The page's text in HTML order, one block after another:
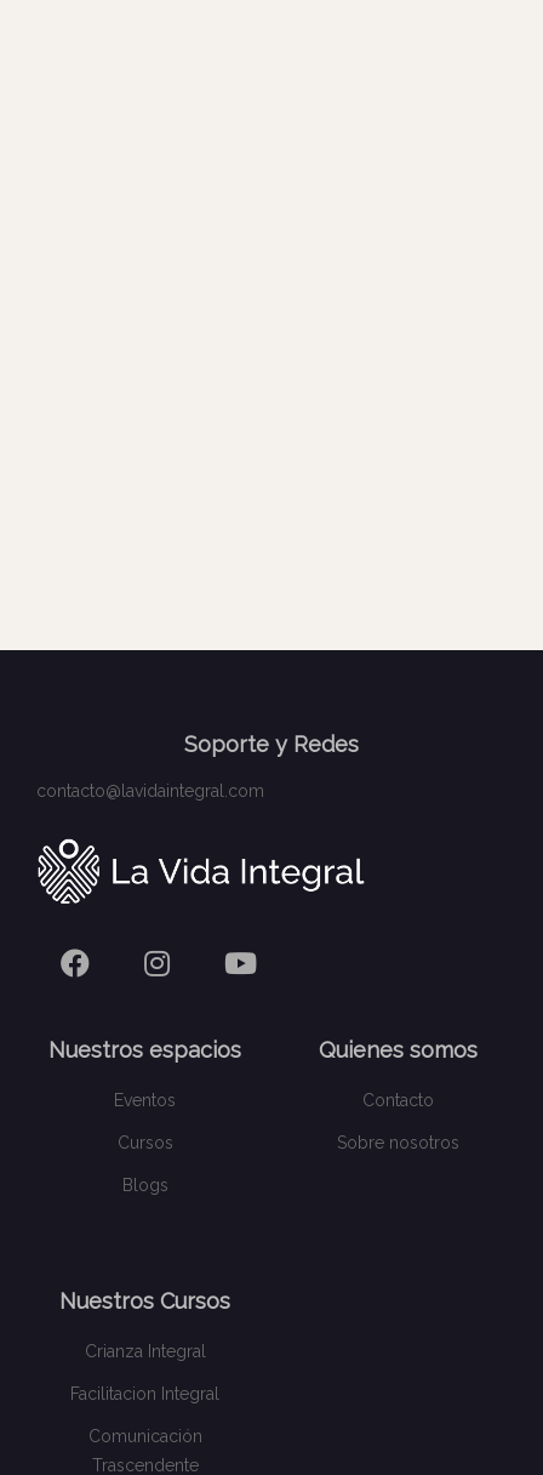
Soporte y Redes
contacto@lavidaintegral.com
Nuestros espacios
Eventos
Cursos
Blogs
Quienes somos
Contacto
Sobre nosotros
Nuestros Cursos
Crianza Integral
Facilitacion Integral
Comunicación
Trascendente